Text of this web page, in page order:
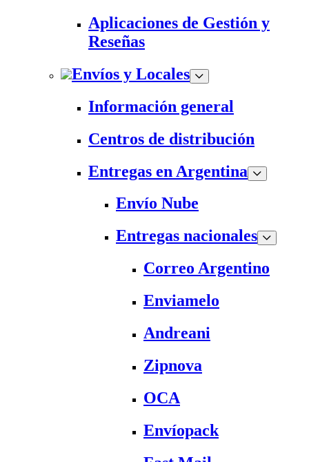
Aplicaciones de Gestión y
Reseñas
Envíos y Locales
Información general
Centros de distribución
Entregas en Argentina
Envío Nube
Entregas nacionales
Correo Argentino
Enviamelo
Andreani
Zipnova
OCA
Envíopack